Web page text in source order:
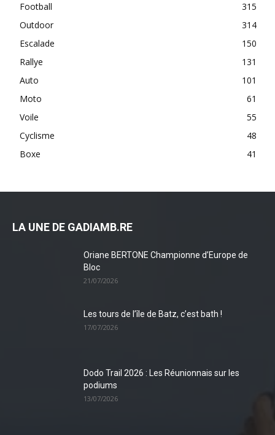
Football
315
Outdoor
314
Escalade
150
Rallye
131
Auto
101
Moto
61
Voile
55
Cyclisme
48
Boxe
41
LA UNE DE GADIAMB.RE
Oriane BERTONE Championne d’Europe de
Bloc
21/07/2026
Les tours de l’île de Batz, c’est bath !
17/07/2026
Dodo Trail 2026 : Les Réunionnais sur les
podiums
13/07/2026